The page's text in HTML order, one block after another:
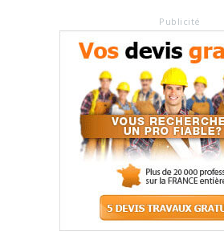
Publicité